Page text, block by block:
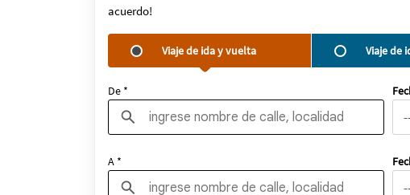
acuerdo!
Viaje de ida y vuelta Viaje de
De *
A *